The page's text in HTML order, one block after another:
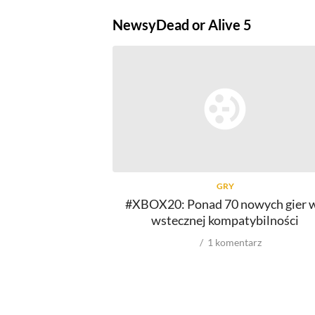
NewsyDead or Alive 5
GRY
#XBOX20: Ponad 70 nowych gier
wstecznej kompatybilności
1 komentarz